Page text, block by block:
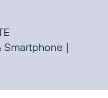
Smartphone |